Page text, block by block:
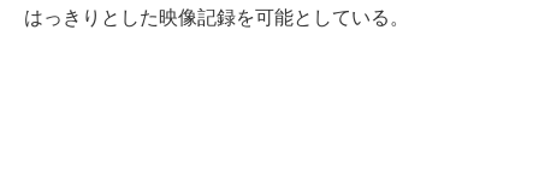
はっきりとした映像記録を可能としている。